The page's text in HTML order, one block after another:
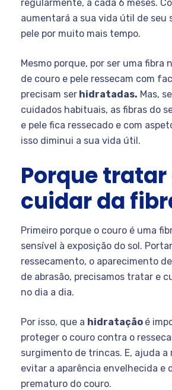
regularmente, a cada 6 meses.
aumentará a sua vida útil de seu
pele por muito mais tempo.
Mesmo porque, por ser uma fibra
de couro e pele ressecam com
precisam ser hidratadas. Mas,
cuidados habituais, as fibras do
e pele fica ressecado e com
isso diminui a sua vida útil.
Porque tratar
cuidar da
Primeiro porque o couro é uma
sensível à exposição do sol.
ressecamento, o aparecimento
de abrasão, precisamos tratar e
no dia a dia.
Por isso, que a hidratação é
proteger o couro contra o
surgimento de trincas. E, ajuda a
evitar a aparência envelhecida e
prematuro do couro.